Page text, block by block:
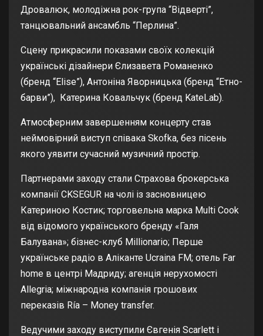
Дровалюк, молодіжна рок-група “Відверті”,
танцювальний ансамбль “Перлина”.
Сцену прикрасили показами своїх колекцій
українські дізайнери Єлизавета Романенко
(бренд “Elise”), Антоніна Яворницька (бренд “Етно-
барви”), Катерина Ковальчук (бренд KateLab).
Атмосферним завершенням концерту став
неймовірний виступ співака Skofka, без пісень
якого уявити сучасний музичний простір.
Партнерами заходу стали Страхова брокерська
компанії CKSEGUR на чолі із засновницею
Катериною Костик; торговельна марка Multi Cook
від відомого українського бренду «Галя
Балувана»; бізнес-клуб Millionario; Перше
українське радіо в Аліканте Ucraina FM; отель Far
home в центрі Мадриду; агенція нерухомості
Allegria; міжнародна компанія грошових
переказів Ría – Money transfer.
Ведучими заходу виступили Євгенія Scarlett і